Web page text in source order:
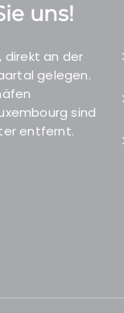
uns!
direkt an der
gelegen.
sind
entfernt.